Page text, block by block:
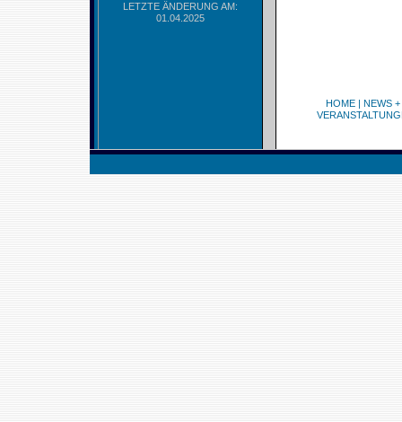
LETZTE ÄNDERUNG AM:
01.04.2025
HOME| NEWS